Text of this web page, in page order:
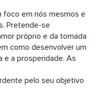
foco em nós mesmos e
Pretende-se
próprio e da tomada
como desenvolver um
e a prosperidade. As
pelo seu objetivo